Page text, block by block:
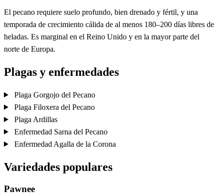
El pecano requiere suelo profundo, bien drenado y fértil, y una
temporada de crecimiento cálida de al menos 180–200 días libres de
heladas. Es marginal en el Reino Unido y en la mayor parte del
norte de Europa.
Plagas y enfermedades
Plaga Gorgojo del Pecano
Plaga Filoxera del Pecano
Plaga Ardillas
Enfermedad Sarna del Pecano
Enfermedad Agalla de la Corona
Variedades populares
Pawnee